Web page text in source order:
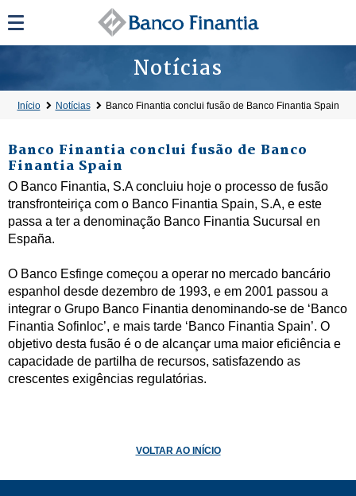
Notícias
Início Notícias Banco Finantia conclui fusão de Banco Finantia Spain
Banco Finantia conclui fusão de Banco
Finantia Spain
O Banco Finantia, S.A concluiu hoje o processo de fusão
transfronteiriça com o Banco Finantia Spain, S.A, e este
passa a ter a denominação Banco Finantia Sucursal en
España.
O Banco Esfinge começou a operar no mercado bancário
espanhol desde dezembro de 1993, e em 2001 passou a
integrar o Grupo Banco Finantia denominando-se de ‘Banco
Finantia Sofinloc’, e mais tarde ‘Banco Finantia Spain’. O
objetivo desta fusão é o de alcançar uma maior eficiência e
capacidade de partilha de recursos, satisfazendo as
crescentes exigências regulatórias.
VOLTAR AO INÍCIO